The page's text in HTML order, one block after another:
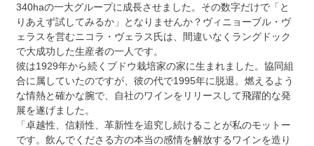
340haの一大グループに成長させました。その数字だけで「と
りあえず試してみるか」となりませんか？ヴィニョーブル・ヴ
ェラスを営むニコラ・ヴェラス氏は、間違いなくラングドック
で大成功した生産者の一人です。
彼は1929年から続くブドウ栽培家の家に生まれました。協同組
合に属していたのですが、彼の代で1995年に脱退。燃えるよう
な情熱と確かな腕で、自社のワインをリリースして飛躍的な発
展を遂げました。
「卓越性、信頼性、革新性を追究し続けることが私のモットー
です。飲んでくださる方の本当の感情を解放するワインを造り